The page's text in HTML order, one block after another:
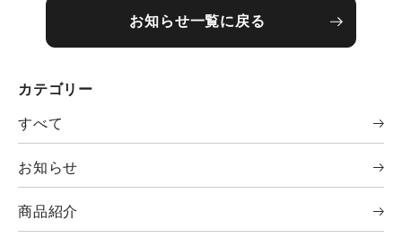
お知らせ一覧に戻る
カテゴリー
すべて
お知らせ
商品紹介